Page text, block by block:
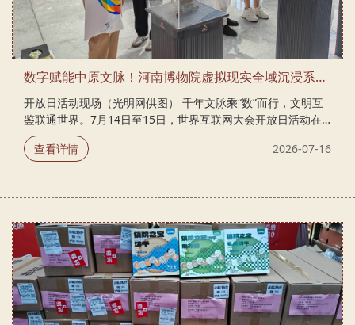
数字赋能中原文脉！河南博物院虚拟现实全域沉浸系统亮相世界互联网大会
开放日活动现场（光明网供图） 千年文脉乘“数”而行，文明互
鉴联通世界。7月14日至15日，世界互联网大会开放日活动在
北京举行。国际组织成果、数智科技、国际文化融合、数字非
遗文创体验、趣味互动五个展区同时面向公众开放。全球16个
行现场首次展出。本系统创新人机交互模式，实现观众与数字
文物实时互动，来自世界各地的与会嘉宾与现场热情观众佩戴
智能导览眼镜，现场开启豫博沉浸式观展，妇好鸮尊、莲鹤方
壶等国宝文物突破展柜边界，虚实场景实时叠加，搭载AI智能
解说体系，为现场观众带来全新观展体...
查看详情 2026-07-16